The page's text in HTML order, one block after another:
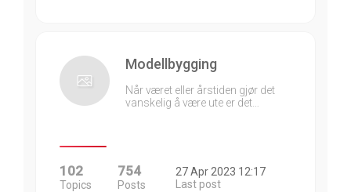
Modellbygging
Når været eller årstiden gjør det
vanskelig å være ute er det…
102
Topics
754
Posts
27 Apr 2023 12:17
Last post